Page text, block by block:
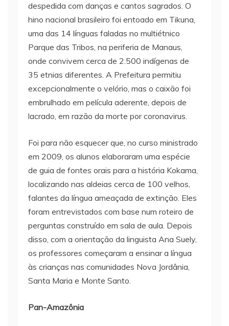
despedida com danças e cantos sagrados. O
hino nacional brasileiro foi entoado em Tikuna,
uma das 14 línguas faladas no multiétnico
Parque das Tribos, na periferia de Manaus,
onde convivem cerca de 2.500 indígenas de
35 etnias diferentes. A Prefeitura permitiu
excepcionalmente o velório, mas o caixão foi
embrulhado em película aderente, depois de
lacrado, em razão da morte por coronavirus.
Foi para não esquecer que, no curso ministrado
em 2009, os alunos elaboraram uma espécie
de guia de fontes orais para a história Kokama,
localizando nas aldeias cerca de 100 velhos,
falantes da língua ameaçada de extinção. Eles
foram entrevistados com base num roteiro de
perguntas construído em sala de aula. Depois
disso, com a orientação da linguista Ana Suely,
os professores começaram a ensinar a língua
às crianças nas comunidades Nova Jordânia,
Santa Maria e Monte Santo.
Pan-Amazônia